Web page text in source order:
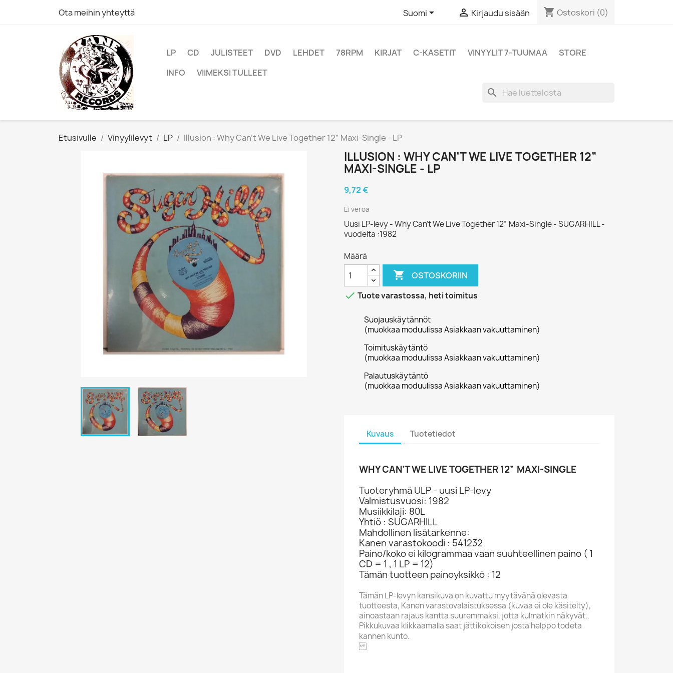
Ota meihin yhteyttä Suomi  Kirjaudu sisään shopping_cart Ostoskori (0)
LP CD JULISTEET DVD LEHDET 78RPM KIRJAT C-KASETIT VINYYLIT 7-TUUMAA
STORE
INFO
VIIMEKSI TULLEET
search
Etusivulle Vinyylilevyt LP Illusion : Why Can’t We Live Together 12” Maxi-Single - LP
ILLUSION : WHY CAN’T WE LIVE TOGETHER 12”
MAXI-SINGLE - LP
9,72 €
Ei veroa
Uusi LP-levy - Why Can’t We Live Together 12” Maxi-Single - SUGARHILL -
vuodelta :1982
Määrä
 OSTOSKORIIN
 Tuote varastossa, heti toimitus
Suojauskäytännöt
(muokkaa moduulissa Asiakkaan vakuuttaminen)
Toimituskäytäntö
(muokkaa moduulissa Asiakkaan vakuuttaminen)
Palautuskäytäntö
(muokkaa moduulissa Asiakkaan vakuuttaminen)
Kuvaus Tuotetiedot
WHY CAN’T WE LIVE TOGETHER 12” MAXI-SINGLE
Tuoteryhmä ULP - uusi LP-levy
Valmistusvuosi: 1982
Musiikkilaji: 80L
Yhtiö : SUGARHILL
Mahdollinen lisätarkenne:
Kanen varastokoodi : 541232
Paino/koko ei kilogrammaa vaan suuhteellinen paino ( 1
CD = 1 , 1 LP = 12)
Tämän tuotteen painoyksikkö : 12
Tämän LP-levyn kansikuva on kuvattu myytävänä olevasta
tuotteesta, Kanen varastovalaistuksessa (kuvaa ei ole käsitelty),
ainoastaan rajaus kantta suuremmaksi, jotta kulmatkin näkyvät..
Pikkukuvaa klikkaamalla saat jättikokoisen josta helppo todeta
kannen kunto.